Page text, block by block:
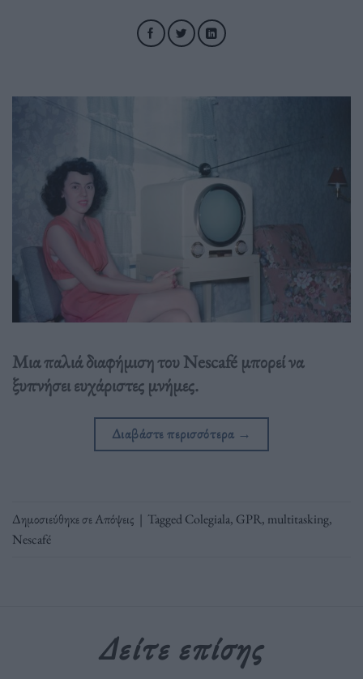
Μια παλιά διαφήμιση του Nescafé μπορεί να
ξυπνήσει ευχάριστες μνήμες.
Διαβάστε περισσότερα →
Δημοσιεύθηκε σεΑπόψεις | TaggedColegiala, GPR, multitasking,
Nescafé
Δείτε επίσης